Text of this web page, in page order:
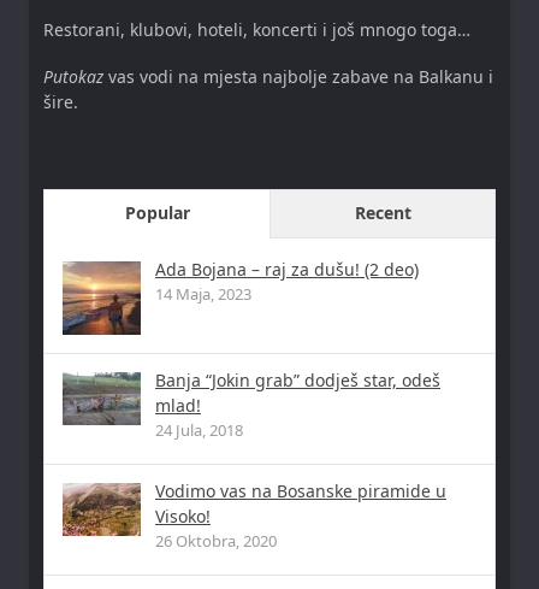
Restorani, klubovi, hoteli, koncerti i još mnogo toga…
Putokaz vas vodi na mjesta najbolje zabave na Balkanu i
šire.
Popular Recent
Ada Bojana – raj za dušu! (2 deo)
14 Maja, 2023
Banja “Jokin grab” dodješ star, odeš
mlad!
24 Jula, 2018
Vodimo vas na Bosanske piramide u
Visoko!
26 Oktobra, 2020